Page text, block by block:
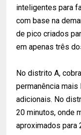
inteligentes para
com base na
de pico criados
em apenas três
No distrito A,
permanência mais
adicionais. No
20 minutos, onde
aproximados para